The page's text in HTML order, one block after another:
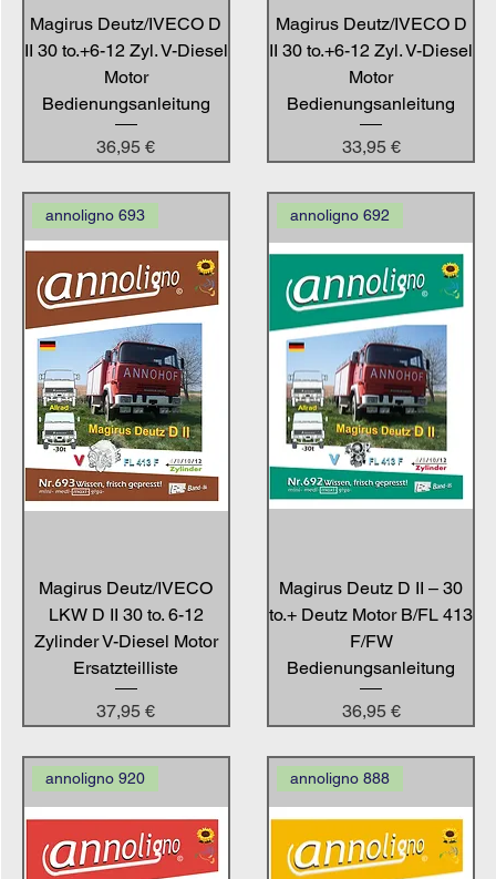
Magirus Deutz/IVECO D
II 30 to.+6-12 Zyl. V-Diesel
Motor
Bedienungsanleitung
Preis
36,95 €
Magirus Deutz/IVECO D
II 30 to.+6-12 Zyl. V-Diesel
Motor
Bedienungsanleitung
Preis
33,95 €
annoligno 693
Magirus Deutz/IVECO
LKW D II 30 to. 6-12
Zylinder V-Diesel Motor
Ersatzteilliste
Preis
37,95 €
annoligno 692
Magirus Deutz D II – 30
to.+ Deutz Motor B/FL 413
F/FW
Bedienungsanleitung
Preis
36,95 €
annoligno 920 annoligno 888